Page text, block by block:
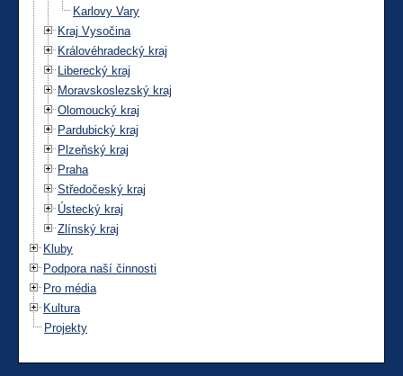
Karlovy Vary
Kraj Vysočina
Královéhradecký kraj
Liberecký kraj
Moravskoslezský kraj
Olomoucký kraj
Pardubický kraj
Plzeňský kraj
Praha
Středočeský kraj
Ústecký kraj
Zlínský kraj
Kluby
Podpora naší činnosti
Pro média
Kultura
Projekty